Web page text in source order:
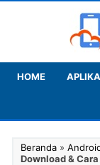
HOME
Beranda»
Download &